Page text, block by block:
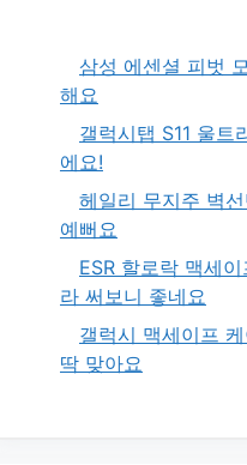
삼성 에센셜 피벗
해요
갤럭시탭 S11 울트
에요!
헤일리 무지주 벽
예뻐요
ESR 할로락 맥세
라 써보니 좋네요
갤럭시 맥세이프
딱 맞아요